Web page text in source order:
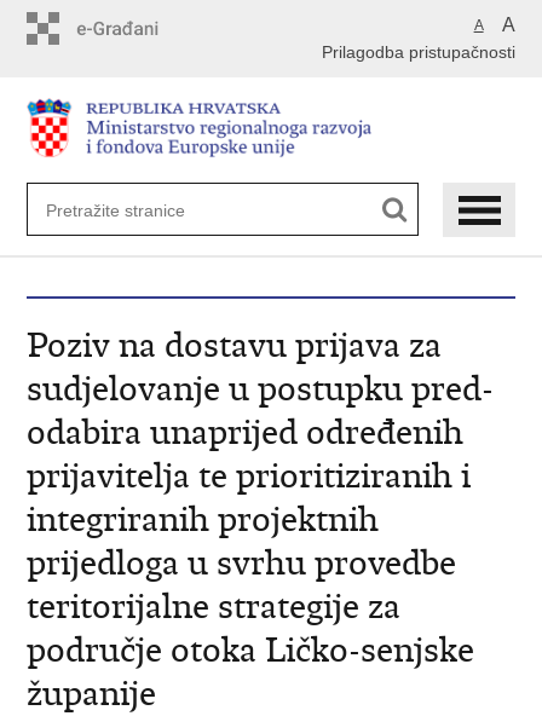
A A
Prilagodba pristupačnosti
Poziv na dostavu prijava za
sudjelovanje u postupku pred-
odabira unaprijed određenih
prijavitelja te prioritiziranih i
integriranih projektnih
prijedloga u svrhu provedbe
teritorijalne strategije za
područje otoka Ličko-senjske
županije